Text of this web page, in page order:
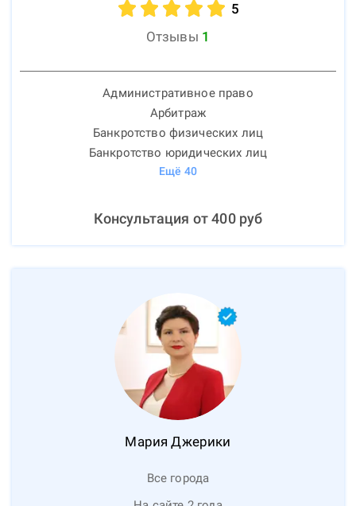
5
Отзывы 1
Административное право
Арбитраж
Банкротство физических лиц
Банкротство юридических лиц
Ещё 40
Консультация от400руб
Мария Джерики
Все города